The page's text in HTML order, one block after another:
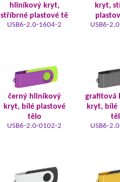
hliníkový kryt,
stříbrné plastové tě
USB6-2.0-1604-2
kryt,
USB6-
černý hliníkový
kryt, bílé plastové
tělo
USB6-2.0-0102-2
grafitová
kryt, bílé
USB6-